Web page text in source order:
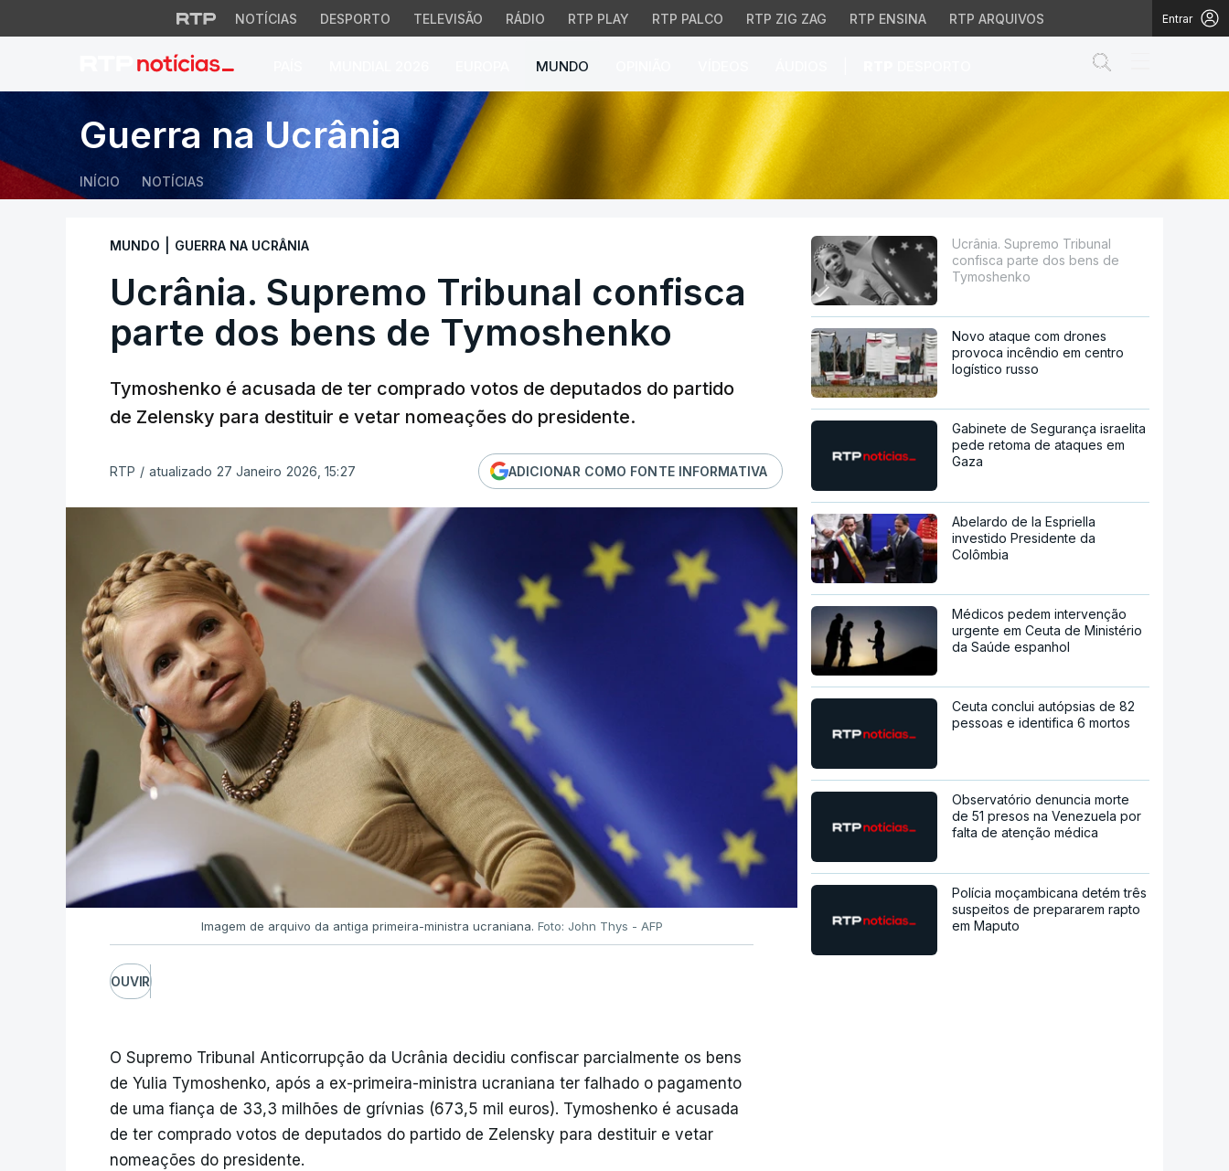
NOTÍCIAS DESPORTO TELEVISÃO RÁDIO RTP PLAY RTP PALCO RTP ZIG ZAG RTP ENSINA RTP ARQUIVOS Entrar
MUNDO
Ucrânia. Supremo Tribunal confisca parte dos bens de
Guerra na Ucrânia
INÍCIO NOTÍCIAS
MUNDO GUERRA NA UCRÂNIA
Ucrânia. Supremo Tribunal confisca
parte dos bens de Tymoshenko
Tymoshenko é acusada de ter comprado votos de deputados do partido
de Zelensky para destituir e vetar nomeações do presidente.
RTP / atualizado 27 Janeiro 2026, 15:27 ADICIONAR COMO FONTE INFORMATIVA
Imagem de arquivo da antiga primeira-ministra ucraniana. Foto: John Thys - AFP
OUVIR
O Supremo Tribunal Anticorrupção da Ucrânia decidiu confiscar parcialmente os bens
de Yulia Tymoshenko, após a ex-primeira-ministra ucraniana ter falhado o pagamento
de uma fiança de 33,3 milhões de grívnias (673,5 mil euros). Tymoshenko é acusada
de ter comprado votos de deputados do partido de Zelensky para destituir e vetar
nomeações do presidente.
Ucrânia. Supremo Tribunal
confisca parte dos bens de
Tymoshenko
Novo ataque com drones
provoca incêndio em centro
logístico russo
Gabinete de Segurança israelita
pede retoma de ataques em
Gaza
Abelardo de la Espriella
investido Presidente da
Colômbia
Médicos pedem intervenção
urgente em Ceuta de Ministério
da Saúde espanhol
Ceuta conclui autópsias de 82
pessoas e identifica 6 mortos
Observatório denuncia morte
de 51 presos na Venezuela por
falta de atenção médica
Polícia moçambicana detém três
suspeitos de prepararem rapto
em Maputo